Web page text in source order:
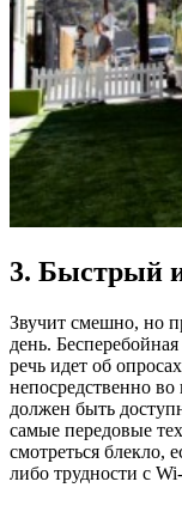
3. Быстрый
Звучит смешно, но
день.
речь идет об
непосредственно
должен быть
самые передовые
смотреться блекло,
либо трудности с